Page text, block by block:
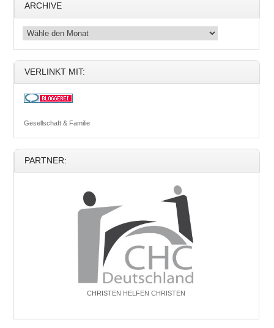
ARCHIVE
VERLINKT MIT:
Gesellschaft & Familie
PARTNER:
CHRISTEN HELFEN CHRISTEN